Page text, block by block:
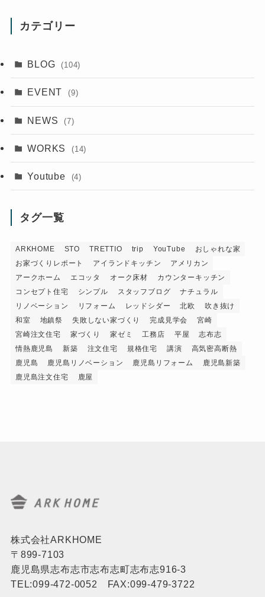
カテゴリー
BLOG (104)
EVENT (9)
NEWS (7)
WORKS (14)
Youtube (4)
タグ一覧
ARKHOME STO TRETTIO trip YouTube
おしゃれな家
お家づくりレポート
アイランドキッチン
アメリカン
アークホーム
エコッタ オーク床材
カウンターキッチン
コンセプト住宅
シンプル スタッフブログ
ナチュラル
リノベーション
リフォーム レッドシダー 北欧
吹き抜け
和室
地鎮祭 失敗しない家づくり 完成見学会
宮崎
宮崎注文住宅
家づくり 家ゼミ 工務店 平屋
志布志
情熱鹿児島
新築 注文住宅 規格住宅 講演
高気密高断熱
鹿児島
鹿児島リノベーション 鹿児島リフォーム
鹿児島新築
鹿児島注文住宅
鹿屋
株式会社ARKHOME
〒899-7103
鹿児島県志布志市志布志町志布志916-3
TEL:099-472-0052 FAX:099-479-3722